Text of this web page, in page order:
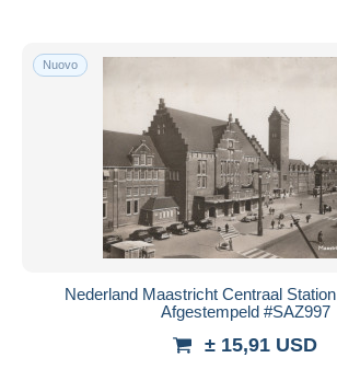
Nuovo
Nederland Maastricht Centraal
Afgestempeld #SAZ997
± 15,91 USD